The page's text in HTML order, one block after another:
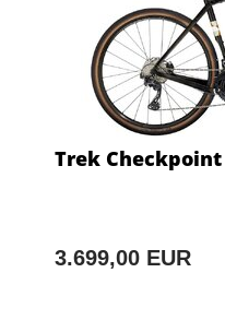
Trek Checkpoint
3.699,00 EUR